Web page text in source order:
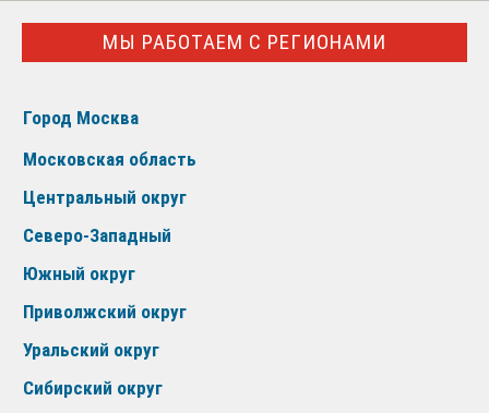
МЫ РАБОТАЕМ С РЕГИОНАМИ
Город Москва
Московская область
Центральный округ
Северо-Западный
Южный округ
Приволжский округ
Уральский округ
Сибирский округ